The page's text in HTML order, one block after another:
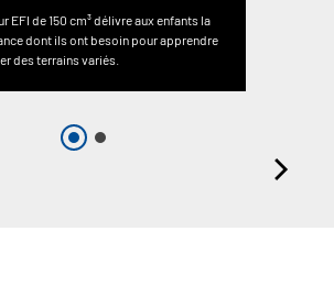
EFI de 150 cm³ délivre aux enfants la
dont ils ont besoin pour apprendre
des terrains variés.